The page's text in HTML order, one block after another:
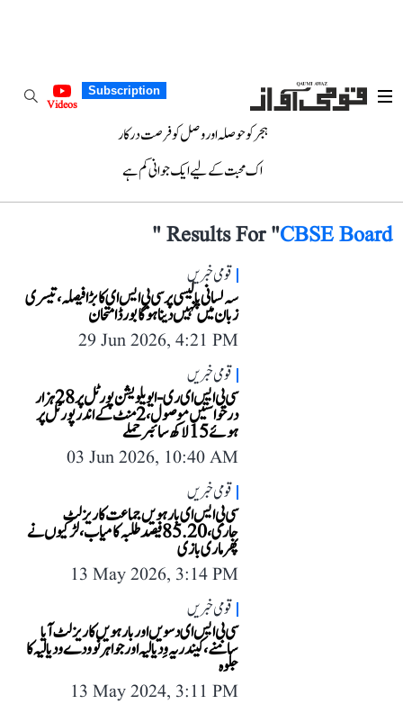
Subscription
Videos
ہجر کو حوصلہ اور وصل کو فرصت درکار
اک محبت کے لیے ایک جوانی کم ہے
Results For "CBSE Board
"
قومی خبریں
سہ لسانی پالیسی پر سی بی ایس ای کا بڑا فیصلہ، تیسری
زبان میں نہیں دینا ہوگا بورڈ امتحان
29 Jun 2026, 4:21 PM
قومی خبریں
سی بی ایس ای ری-ایویلویشن پورٹل پر 28 ہزار
درخواستیں موصول، 2 منٹ کے اندر پورٹل پر
ہوئے 15 لاکھ سائبر حملے
03 Jun 2026, 10:40 AM
قومی خبریں
سی بی ایس ای بارہویں جماعت کا ریزلٹ
جاری، 85.20 فیصد طلبہ کامیاب، لڑکیوں نے
پھر ماری بازی
13 May 2026, 3:14 PM
قومی خبریں
سی بی ایس ای دسویں اور بارہویں کا ریزلٹ آیا
سامنے، کیندریہ وِدیالیہ اور جواہر نوودے ودیالیہ کا
جلوہ
13 May 2024, 3:11 PM